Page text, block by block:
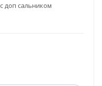
доп сальником